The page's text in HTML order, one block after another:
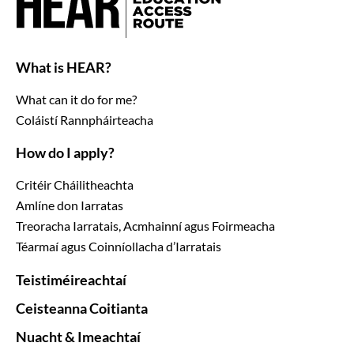
What is HEAR?
What can it do for me?
Coláistí Rannpháirteacha
How do I apply?
Critéir Cháilitheachta
Amlíne don Iarratas
Treoracha Iarratais, Acmhainní agus Foirmeacha
Téarmaí agus Coinníollacha d’Iarratais
Teistiméireachtaí
Ceisteanna Coitianta
Nuacht & Imeachtaí